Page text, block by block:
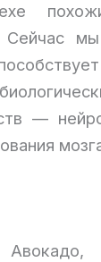
Сейчас
—
Авокадо,